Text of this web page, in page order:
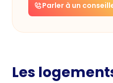
Parler à un
Les